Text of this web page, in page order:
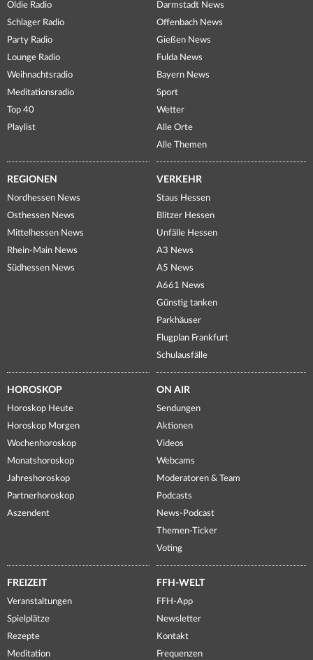
Oldie Radio
Schlager Radio
Party Radio
Lounge Radio
Weihnachtsradio
Meditationsradio
Top 40
Playlist
Darmstadt News
Offenbach News
Gießen News
Fulda News
Bayern News
Sport
Wetter
Alle Orte
Alle Themen
REGIONEN
Nordhessen News
Osthessen News
Mittelhessen News
Rhein-Main News
Südhessen News
VERKEHR
Staus Hessen
Blitzer Hessen
Unfälle Hessen
A3 News
A5 News
A661 News
Günstig tanken
Parkhäuser
Flugplan Frankfurt
Schulausfälle
HOROSKOP
Horoskop Heute
Horoskop Morgen
Wochenhoroskop
Monatshoroskop
Jahreshoroskop
Partnerhoroskop
Aszendent
ON AIR
Sendungen
Aktionen
Videos
Webcams
Moderatoren & Team
Podcasts
News-Podcast
Themen-Ticker
Voting
FREIZEIT
Veranstaltungen
Spielplätze
Rezepte
Meditation
FFH-WELT
FFH-App
Newsletter
Kontakt
Frequenzen